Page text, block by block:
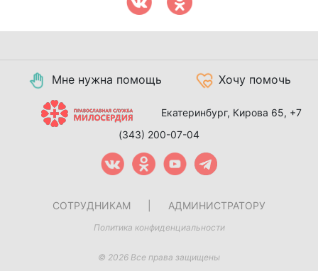
Мне нужна помощь Хочу помочь
Екатеринбург, Кирова 65, +7
(343) 200-07-04
СОТРУДНИКАМ АДМИНИСТРАТОРУ
Политика конфиденциальности
© 2026 Все права защищены